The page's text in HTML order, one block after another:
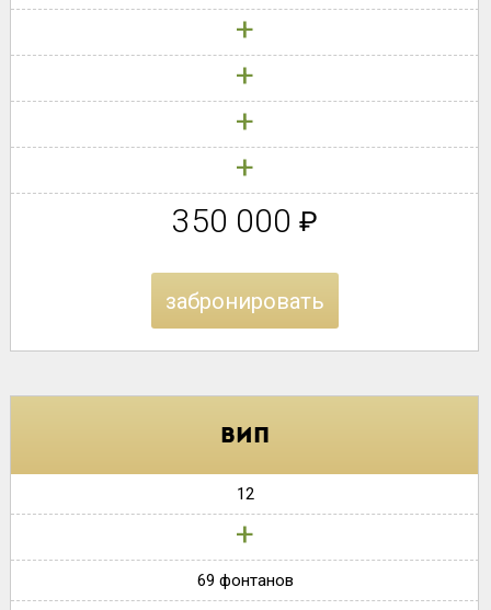
+
+
+
+
350 000 ₽
забронировать
вип
12
+
69 фонтанов